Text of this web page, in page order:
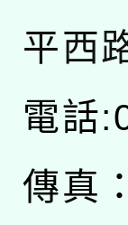
平西
電話
傳真